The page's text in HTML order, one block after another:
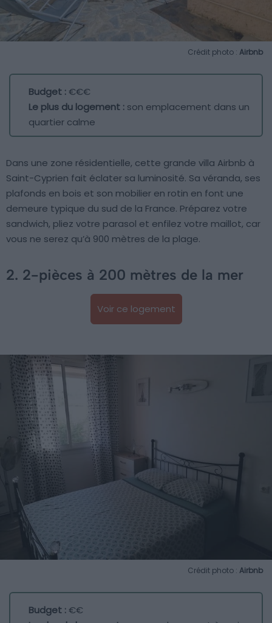
Crédit photo : Airbnb
Budget :€€€
Le plus du logement : son emplacement dans un
quartier calme
Dans une zone résidentielle, cette grande villa Airbnb à
Saint-Cyprien fait éclater sa luminosité. Sa véranda, ses
plafonds en bois et son mobilier en rotin en font une
demeure typique du sud de la France. Préparez votre
sandwich, pliez votre parasol et enfilez votre maillot, car
vous ne serez qu’à 900 mètres de la plage.
2. 2-pièces à 200 mètres de la mer
Voir ce logement
Crédit photo : Airbnb
Budget :€€